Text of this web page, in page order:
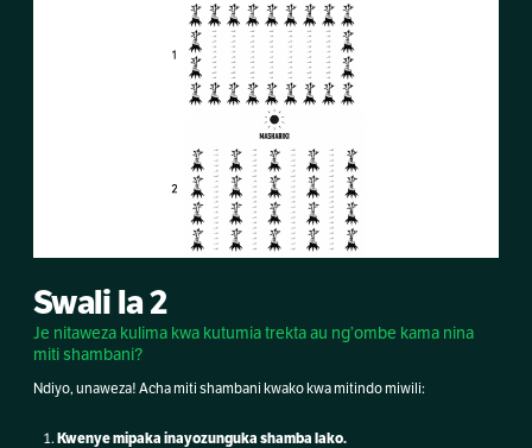
Swali la 2
Je nitaweza kulima kwa kutumia trekta au ng’ombe kama nina
miti shambani?
Ndiyo, unaweza! Acha miti shambani kwako kwa mitindo miwili:
Kwenye mipaka inayozunguka shamba lako.